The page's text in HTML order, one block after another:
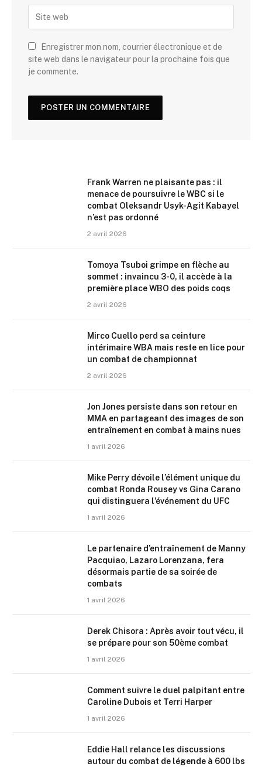
Enregistrer mon nom, courrier électronique et de
site web dans le navigateur pour la prochaine fois que
je commente.
Frank Warren ne plaisante pas : il
menace de poursuivre le WBC si le
combat Oleksandr Usyk-Agit Kabayel
n’est pas ordonné
2 avril 2026
Tomoya Tsuboi grimpe en flèche au
sommet : invaincu 3-0, il accède à la
première place WBO des poids coqs
2 avril 2026
Mirco Cuello perd sa ceinture
intérimaire WBA mais reste en lice pour
un combat de championnat
2 avril 2026
Jon Jones persiste dans son retour en
MMA en partageant des images de son
entraînement en combat à mains nues
1 avril 2026
Mike Perry dévoile l’élément unique du
combat Ronda Rousey vs Gina Carano
qui distinguera l’événement du UFC
1 avril 2026
Le partenaire d’entraînement de Manny
Pacquiao, Lazaro Lorenzana, fera
désormais partie de sa soirée de
combats
1 avril 2026
Derek Chisora : Après avoir tout vécu, il
se prépare pour son 50ème combat
1 avril 2026
Comment suivre le duel palpitant entre
Caroline Dubois et Terri Harper
1 avril 2026
Eddie Hall relance les discussions
autour du combat de légende à 600 lbs